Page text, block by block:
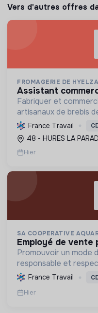
Vers d'autres offres
FROMAGERIE DE
assistant
Fabriquer et
artisanaux de brebis
l'agriculture locale et
un modèle
France Travail
48 - HURES LA
Hier
SA COOPERATIVE
employé de
Promouvoir un mode
responsable et
en offrant des
réduisant les
locale et solidaire.
France Travail
Hier